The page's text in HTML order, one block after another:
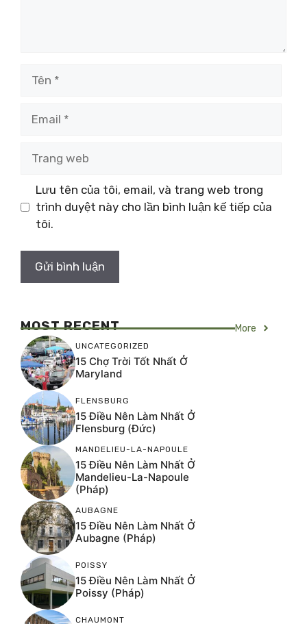
Lưu tên của tôi, email, và trang web trong
trình duyệt này cho lần bình luận kế tiếp của
tôi.
MOST RECENT More
UNCATEGORIZED
15 Chợ Trời Tốt Nhất Ở
Maryland
FLENSBURG
15 Điều Nên Làm Nhất Ở
Flensburg (Đức)
MANDELIEU-LA-NAPOULE
15 Điều Nên Làm Nhất Ở
Mandelieu-La-Napoule
(Pháp)
AUBAGNE
15 Điều Nên Làm Nhất Ở
Aubagne (Pháp)
POISSY
15 Điều Nên Làm Nhất Ở
Poissy (Pháp)
CHAUMONT